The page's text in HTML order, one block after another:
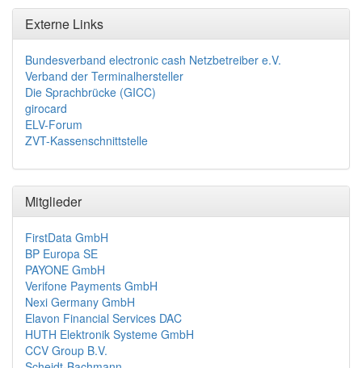
Externe Links
Bundesverband electronic cash Netzbetreiber e.V.
Verband der Terminalhersteller
Die Sprachbrücke (GICC)
girocard
ELV-Forum
ZVT-Kassenschnittstelle
Mitglieder
FirstData GmbH
BP Europa SE
PAYONE GmbH
Verifone Payments GmbH
Nexi Germany GmbH
Elavon Financial Services DAC
HUTH Elektronik Systeme GmbH
CCV Group B.V.